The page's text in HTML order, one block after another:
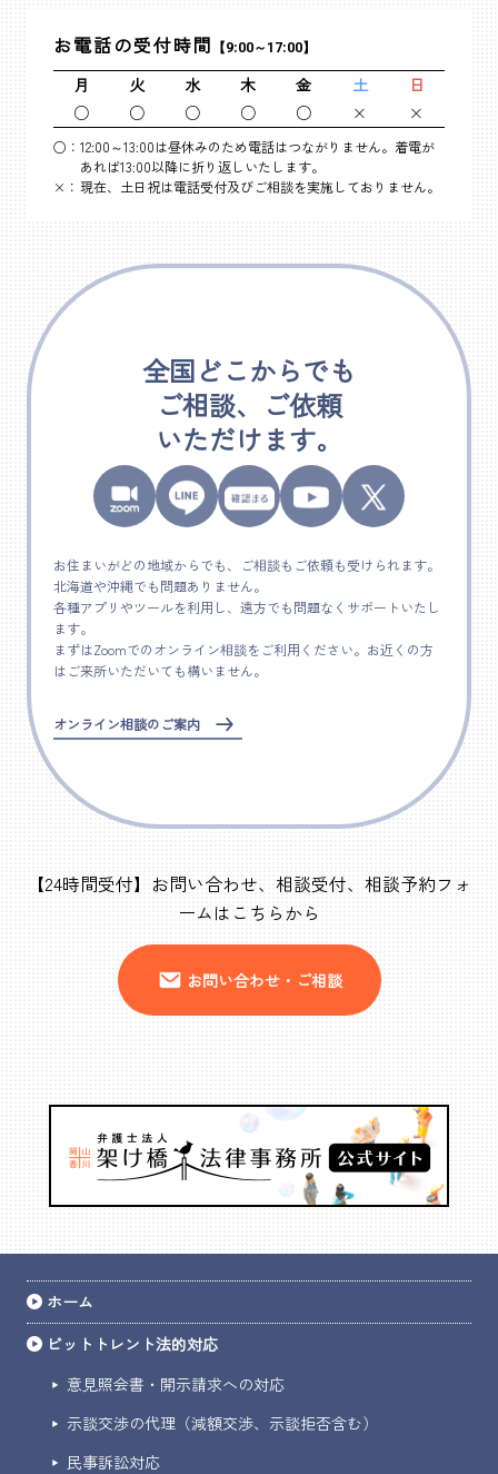
お電話の受付時間 【9:00～17:00】
月 火 水 木 金 土
日
○
○ ○ ○ ○ × ×
○： 12:00～13:00は昼休みのため電話はつながりません。着電が
あれば13:00以降に折り返しいたします。
×： 現在、土日祝は電話受付及びご相談を実施しておりません。
全国どこからでも
ご相談、ご依頼
いただけます。
お住まいがどの地域からでも、ご相談もご依頼も受けられます。
北海道や沖縄でも問題ありません。
各種アプリやツールを利用し、遠方でも問題なくサポートいたし
ます。
まずはZoomでのオンライン相談をご利用ください。お近くの方
はご来所いただいても構いません。
オンライン相談のご案内
【24時間受付】お問い合わせ、相談受付、相談予約フォ
ームはこちらから
お問い合わせ・ご相談
ホーム
ビットトレント法的対応
意見照会書・開示請求への対応
示談交渉の代理（減額交渉、示談拒否含む）
民事訴訟対応